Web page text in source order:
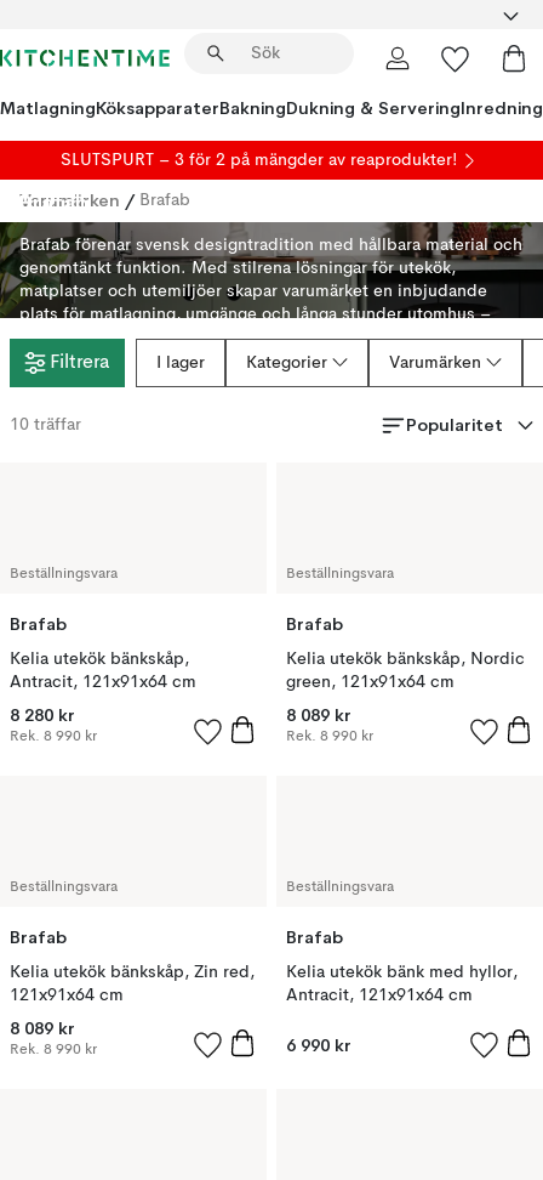
MatlagningKöksapparaterBakningDukning & ServeringInredning
SLUTSPURT – 3 för 2 på mängder av reaprodukter!
Varumärken / Brafab
Brafab
Brafab förenar svensk designtradition med hållbara material och
genomtänkt funktion. Med stilrena lösningar för utekök,
matplatser och utemiljöer skapar varumärket en inbjudande
plats för matlagning, umgänge och långa stunder utomhus –
säsong efter säsong.
Filtrera I lager Kategorier Varumärken
10 träffar Popularitet
Beställningsvara
Brafab
Kelia utekök bänkskåp,
Antracit, 121x91x64 cm
8 280 kr
Rek. 8 990 kr
Beställningsvara
Brafab
Kelia utekök bänkskåp, Nordic
green, 121x91x64 cm
8 089 kr
Rek. 8 990 kr
Beställningsvara
Brafab
Kelia utekök bänkskåp, Zin red,
121x91x64 cm
8 089 kr
Rek. 8 990 kr
Beställningsvara
Brafab
Kelia utekök bänk med hyllor,
Antracit, 121x91x64 cm
6 990 kr